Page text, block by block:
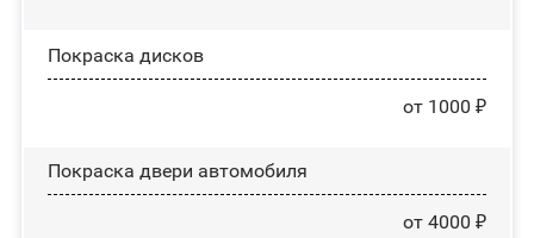
Покраска дисков
от 1000 ₽
Покраска двери автомобиля
от 4000 ₽